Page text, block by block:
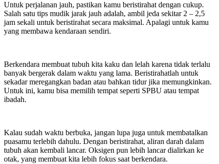
Untuk perjalanan jauh, pastikan kamu beristirahat dengan cukup.
Salah satu tips mudik jarak jauh adalah, ambil jeda sekitar 2 – 2,5
jam sekali untuk beristirahat secara maksimal. Apalagi untuk kamu
yang membawa kendaraan sendiri.
Berkendara membuat tubuh kita kaku dan lelah karena tidak terlalu
banyak bergerak dalam waktu yang lama. Beristirahatlah untuk
sekadar meregangkan badan atau bahkan tidur jika memungkinkan.
Untuk ini, kamu bisa memilih tempat seperti SPBU atau tempat
ibadah.
Kalau sudah waktu berbuka, jangan lupa juga untuk membatalkan
puasamu terlebih dahulu. Dengan beristirahat, aliran darah dalam
tubuh akan kembali lancar. Oksigen pun lebih lancar dialirkan ke
otak, yang membuat kita lebih fokus saat berkendara.